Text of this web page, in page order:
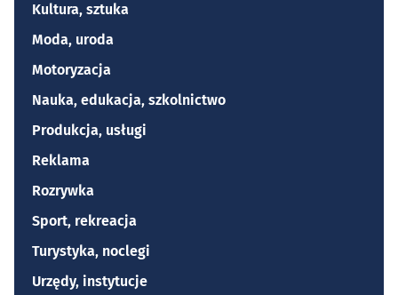
Kultura, sztuka
Moda, uroda
Motoryzacja
Nauka, edukacja, szkolnictwo
Produkcja, usługi
Reklama
Rozrywka
Sport, rekreacja
Turystyka, noclegi
Urzędy, instytucje